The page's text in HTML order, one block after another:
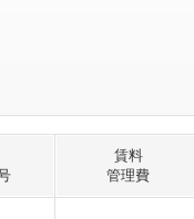
賃料
管理費